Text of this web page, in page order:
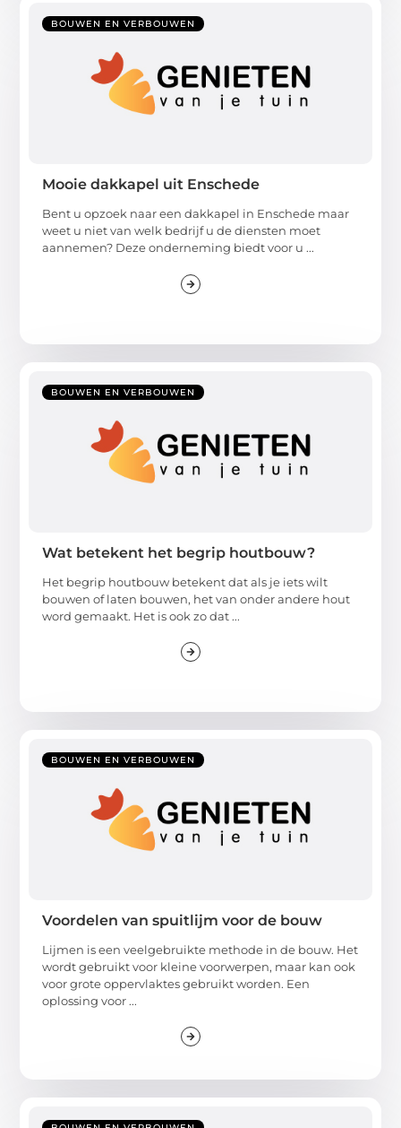
BOUWEN EN VERBOUWEN
Mooie dakkapel uit Enschede
Bent u opzoek naar een dakkapel in Enschede maar
weet u niet van welk bedrijf u de diensten moet
aannemen? Deze onderneming biedt voor u ...
BOUWEN EN VERBOUWEN
Wat betekent het begrip houtbouw?
Het begrip houtbouw betekent dat als je iets wilt
bouwen of laten bouwen, het van onder andere hout
word gemaakt. Het is ook zo dat ...
BOUWEN EN VERBOUWEN
Voordelen van spuitlijm voor de bouw
Lijmen is een veelgebruikte methode in de bouw. Het
wordt gebruikt voor kleine voorwerpen, maar kan ook
voor grote oppervlaktes gebruikt worden. Een
oplossing voor ...